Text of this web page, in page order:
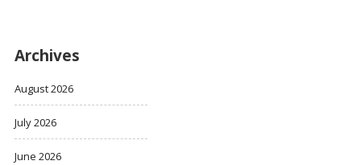
Archives
August 2026
July 2026
June 2026